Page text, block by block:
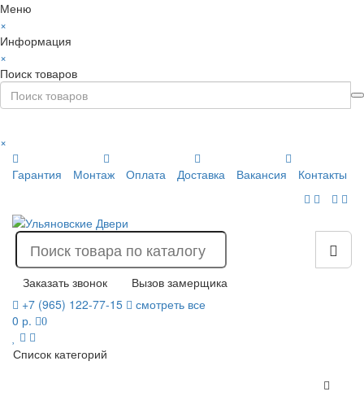
Меню
×
Информация
×
Поиск товаров
×
Гарантия
Монтаж Оплата Доставка Вакансия Контакты
Заказать звонок
Вызов замерщика
+7 (965) 122-77-15
смотреть все
0 р.
0
Список категорий